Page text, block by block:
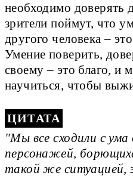
необходимо доверять
зрители поймут, что
другого человека –
Умение поверить,
своему – это благо, и
научиться, чтобы
"Мы все сходили с
персонажей,
такой же ситуацией,